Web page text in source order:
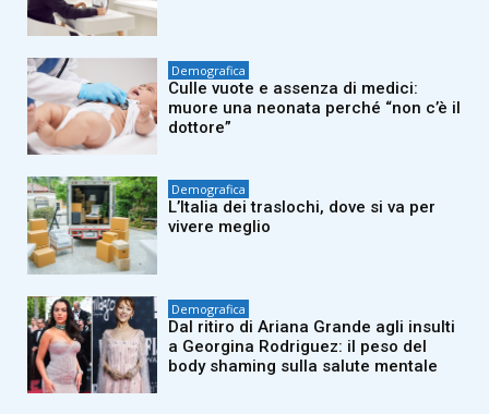
Demografica
Culle vuote e assenza di medici:
muore una neonata perché “non c’è il
dottore”
Demografica
L’Italia dei traslochi, dove si va per
vivere meglio
Demografica
Dal ritiro di Ariana Grande agli insulti
a Georgina Rodriguez: il peso del
body shaming sulla salute mentale